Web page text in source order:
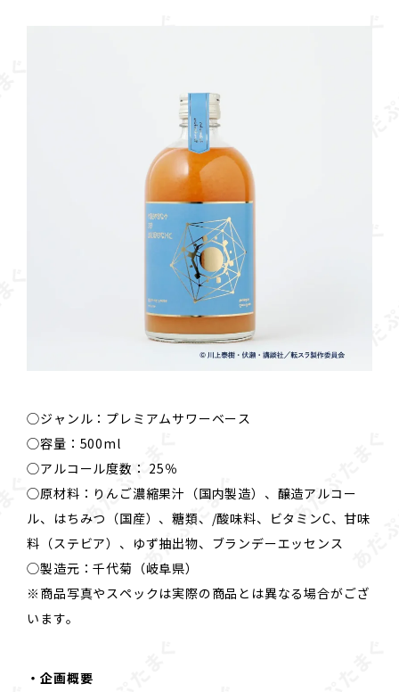
◯ジャンル：プレミアムサワーベース
◯容量：500ml
◯アルコール度数： 25％
◯原材料：りんご濃縮果汁（国内製造）、醸造アルコー
ル、はちみつ（国産）、糖類、/酸味料、ビタミンC、甘味
料（ステビア）、ゆず抽出物、ブランデーエッセンス
◯製造元：千代菊（岐阜県）
※商品写真やスペックは実際の商品とは異なる場合がござ
います。
・企画概要